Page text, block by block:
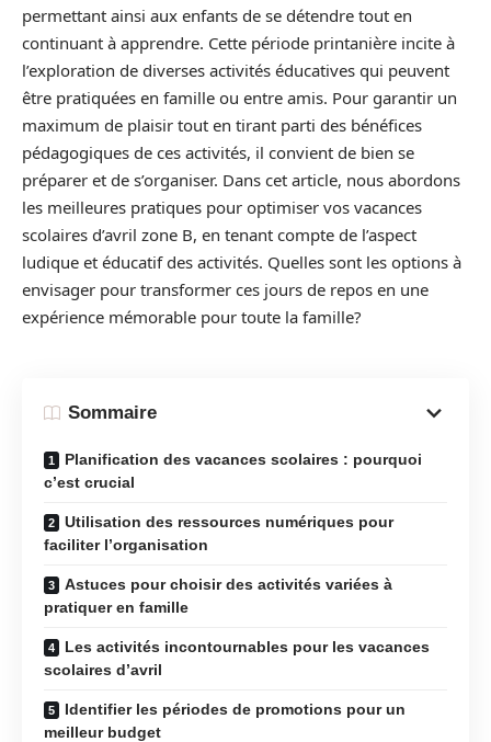
permettant ainsi aux enfants de se détendre tout en
continuant à apprendre. Cette période printanière incite à
l’exploration de diverses activités éducatives qui peuvent
être pratiquées en famille ou entre amis. Pour garantir un
maximum de plaisir tout en tirant parti des bénéfices
pédagogiques de ces activités, il convient de bien se
préparer et de s’organiser. Dans cet article, nous abordons
les meilleures pratiques pour optimiser vos vacances
scolaires d’avril zone B, en tenant compte de l’aspect
ludique et éducatif des activités. Quelles sont les options à
envisager pour transformer ces jours de repos en une
expérience mémorable pour toute la famille?
Sommaire
Planification des vacances scolaires : pourquoi
c’est crucial
Utilisation des ressources numériques pour
faciliter l’organisation
Astuces pour choisir des activités variées à
pratiquer en famille
Les activités incontournables pour les vacances
scolaires d’avril
Identifier les périodes de promotions pour un
meilleur budget